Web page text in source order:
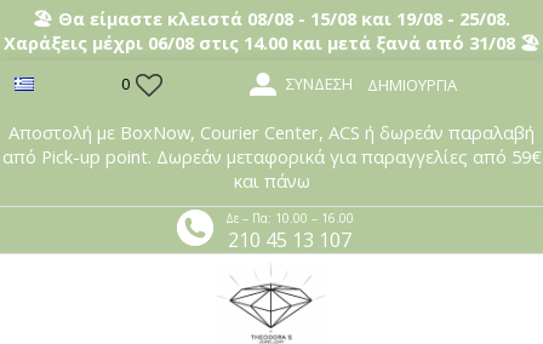
🏖️ Θα είμαστε κλειστά 08/08 - 15/08 και 19/08 - 25/08.
Χαράξεις μέχρι 06/08 στις 14.00 και μετά ξανά από 31/08 🏖️
0 ΣΎΝΔΕΣΗ ΔΗΜΙΟΥΡΓΊΑ
Αποστολή με BoxNow, Courier Center, ACS ή δωρεάν παραλαβή
από Pick-up point. Δωρεάν μεταφορικά για παραγγελίες από 59€
και πάνω
Δε – Πα: 10.00 – 16.00
210 45 13 107